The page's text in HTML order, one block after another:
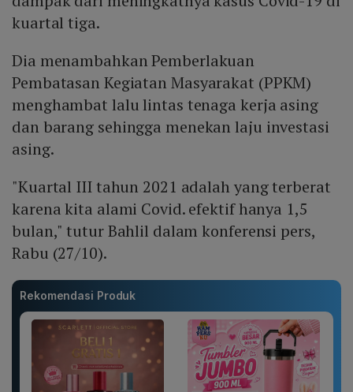
kuartal tiga.
Dia menambahkan Pemberlakuan
Pembatasan Kegiatan Masyarakat (PPKM)
menghambat lalu lintas tenaga kerja asing
dan barang sehingga menekan laju investasi
asing.
"Kuartal III tahun 2021 adalah yang terberat
karena kita alami Covid. efektif hanya 1,5
bulan," tutur Bahlil dalam konferensi pers,
Rabu (27/10).
Rekomendasi Produk